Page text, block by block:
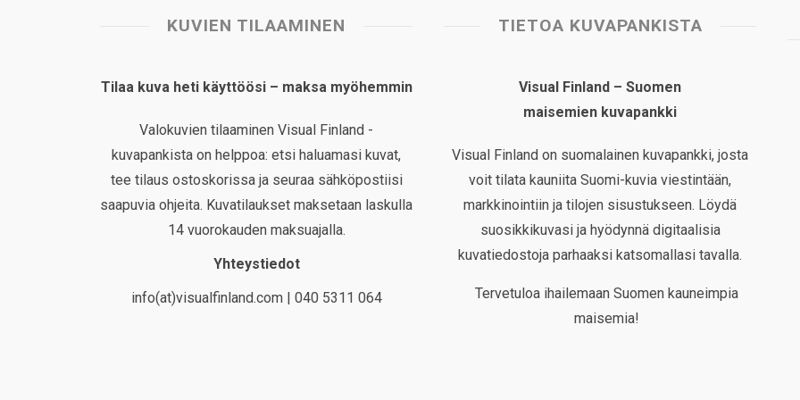
KUVIEN TILAAMINEN
Tilaa kuva heti käyttöösi – maksa myöhemmin
Valokuvien tilaaminen Visual Finland -
kuvapankista on helppoa: etsi haluamasi kuvat,
tee tilaus ostoskorissa ja seuraa sähköpostiisi
saapuvia ohjeita. Kuvatilaukset maksetaan laskulla
14 vuorokauden maksuajalla.
Yhteystiedot
info(at)visualfinland.com | 040 5311 064
TIETOA KUVAPANKISTA
Visual Finland – Suomen
maisemien kuvapankki
Visual Finland on suomalainen kuvapankki, josta
voit tilata kauniita Suomi-kuvia viestintään,
markkinointiin ja tilojen sisustukseen. Löydä
suosikkikuvasi ja hyödynnä digitaalisia
kuvatiedostoja parhaaksi katsomallasi tavalla.
Tervetuloa ihailemaan Suomen kauneimpia
maisemia!